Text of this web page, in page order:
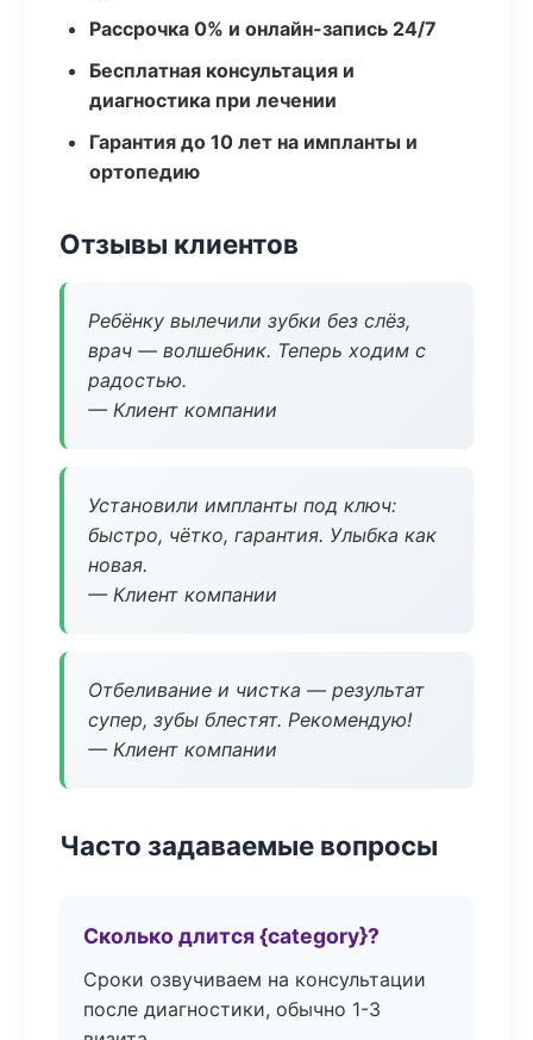
Рассрочка 0% и онлайн-запись 24/7
Бесплатная консультация и
диагностика при лечении
Гарантия до 10 лет на импланты и
ортопедию
Отзывы клиентов
Ребёнку вылечили зубки без слёз,
врач — волшебник. Теперь ходим с
радостью.
— Клиент компании
Установили импланты под ключ:
быстро, чётко, гарантия. Улыбка как
новая.
— Клиент компании
Отбеливание и чистка — результат
супер, зубы блестят. Рекомендую!
— Клиент компании
Часто задаваемые вопросы
Сколько длится {category}?
Сроки озвучиваем на консультации
после диагностики, обычно 1-3